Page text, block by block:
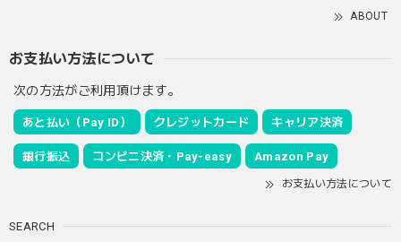
ABOUT
お支払い方法について
次の方法がご利用頂けます。
あと払い（Pay ID） クレジットカード キャリア決済
銀行振込 コンビニ決済・Pay-easy Amazon Pay
お支払い方法について
SEARCH